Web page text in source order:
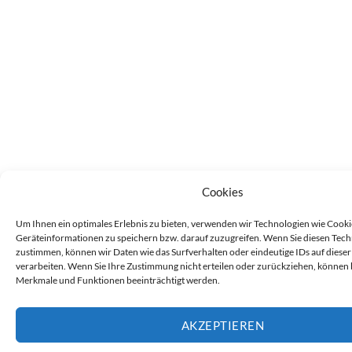
Cookies
Um Ihnen ein optimales Erlebnis zu bieten, verwenden wir Technologien wie
Geräteinformationen zu speichern bzw. darauf zuzugreifen. Wenn Sie diesen
zustimmen, können wir Daten wie das Surfverhalten oder eindeutige IDs auf
verarbeiten. Wenn Sie Ihre Zustimmung nicht erteilen oder zurückziehen, können
Merkmale und Funktionen beeinträchtigt werden.
AKZEPTIEREN